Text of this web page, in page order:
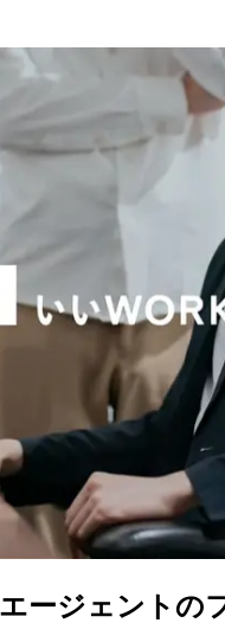
エージェント